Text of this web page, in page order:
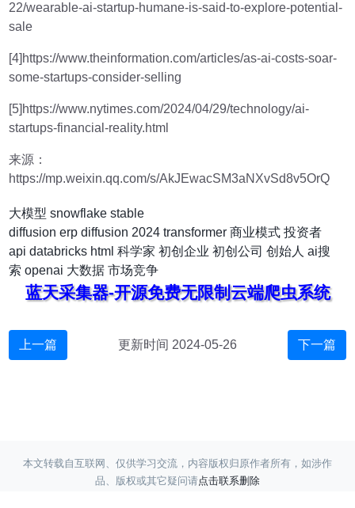
22/wearable-ai-startup-humane-is-said-to-explore-potential-
sale
[4]https://www.theinformation.com/articles/as-ai-costs-soar-
some-startups-consider-selling
[5]https://www.nytimes.com/2024/04/29/technology/ai-
startups-financial-reality.html
来源：
https://mp.weixin.qq.com/s/AkJEwacSM3aNXvSd8v5OrQ
大模型 snowflake stable
diffusion erp diffusion 2024 transformer 商业模式 投资者
api databricks html 科学家 初创企业 初创公司 创始人 ai搜
索 openai 大数据 市场竞争
蓝天采集器-开源免费无限制云端爬虫系统
上一篇 更新时间 2024-05-26 下一篇
本文转载自互联网、仅供学习交流，内容版权归原作者所有，如涉作
品、版权或其它疑问请点击联系删除